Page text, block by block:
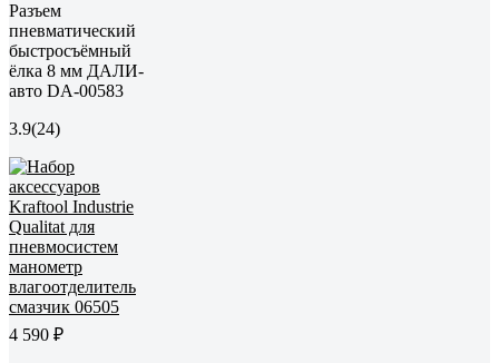
Разъем
пневматический
быстросъёмный
ёлка 8 мм ДАЛИ-
авто DA-00583
3.9(24)
4 590 ₽